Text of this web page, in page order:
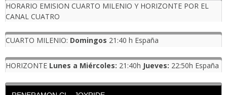
HORARIO EMISION CUARTO MILENIO Y HORIZONTE POR EL
CANAL CUATRO
CUARTO MILENIO: Domingos 21:40 h España
HORIZONTE Lunes a Miércoles: 21:40h Jueves: 22:50h España